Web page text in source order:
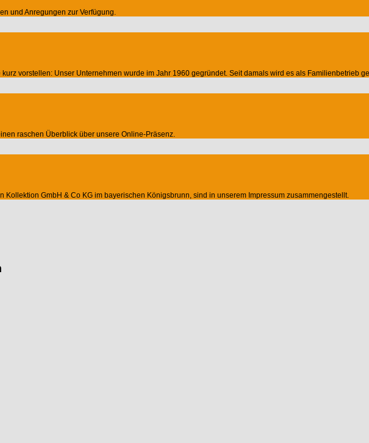
und Anregungen zur Verfügung.
vorstellen: Unser Unternehmen wurde im Jahr 1960 gegründet. Seit damals wird es als Familienbetrieb
raschen Überblick über unsere Online-Präsenz.
GmbH & Co KG im bayerischen Königsbrunn, sind in unserem Impressum zusammengestellt.